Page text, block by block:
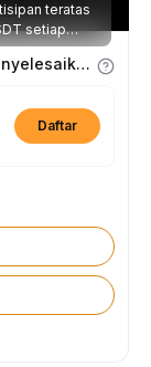
teratas
setiap
Dapatkan Poin Pengalaman dengan Menyelesaikan Tugas
Daftar